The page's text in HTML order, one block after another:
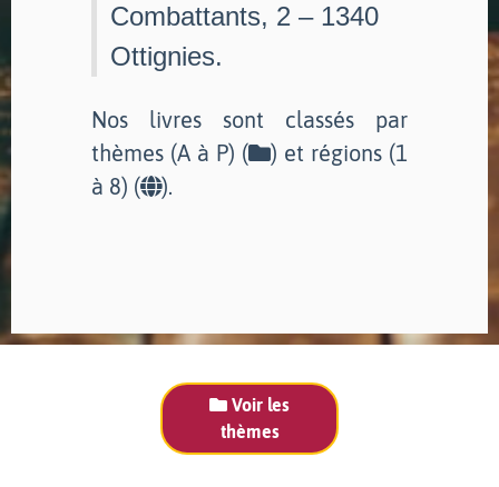
Combattants, 2 – 1340
Ottignies.
Nos livres sont classés par
thèmes (A à P) (
) et régions (1
à 8) (
).
Voir les
thèmes